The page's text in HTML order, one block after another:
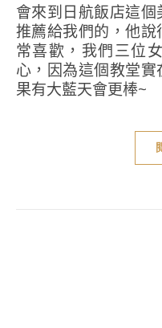
會來到日航飯店這個美麗的教堂也是琉球庵主人
推薦給我們的，他
常喜歡，我們三位
心，因為這個教堂
果有大藍天會更棒~